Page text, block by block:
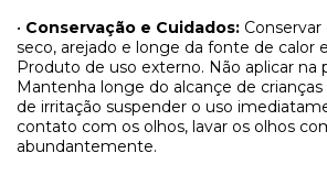
• Conservação e Cuidados:
seco, arejado e longe da fonte de calor
Produto de uso externo. Não aplicar na
Mantenha longe do alcançe de
de irritação suspender o uso
contato com os olhos, lavar os olhos
abundantemente.